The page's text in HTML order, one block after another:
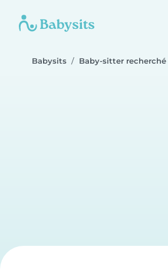
Babysits Baby-sitter recherché